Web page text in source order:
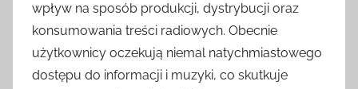
wpływ na sposób produkcji, dystrybucji oraz
konsumowania treści radiowych. Obecnie
użytkownicy oczekują niemal natychmiastowego
dostępu do informacji i muzyki, co skutkuje